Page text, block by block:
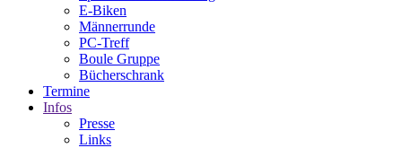
E-Biken
Männerrunde
PC-Treff
Boule Gruppe
Bücherschrank
Termine
Infos
Presse
Links